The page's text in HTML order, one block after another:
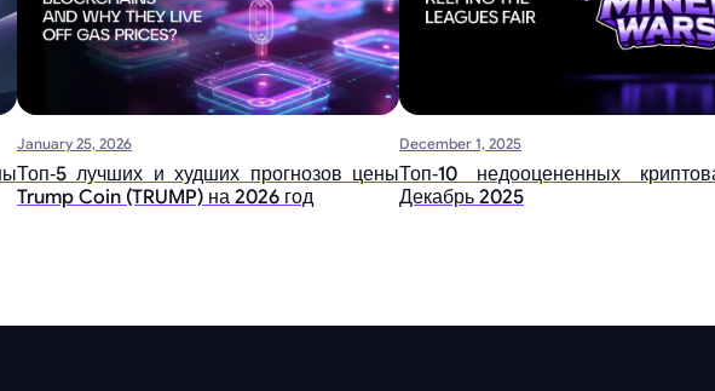
January 25, 2026
Топ‑5 лучших и худших прогнозов цены
Trump Coin (TRUMP) на 2026 год
December 1, 2025
Топ‑10 недооцененных
Декабрь 2025